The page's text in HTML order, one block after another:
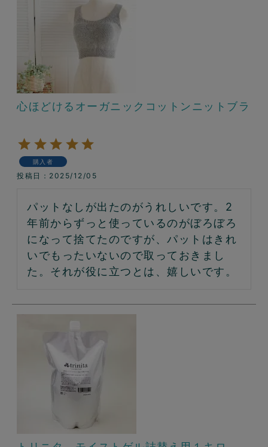
心ほどけるオーガニックコットンニットブラ
購入者
投稿日 2025/12/05
パットなしが出たのがうれしいです。2
年前からずっと使っているのがぼろぼろ
になって捨てたのですが、パットはきれ
いでもったいないので取っておきまし
た。それが役に立つとは、嬉しいです。